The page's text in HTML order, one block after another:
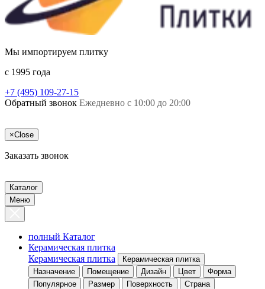
Мы импортируем плитку
c 1995 года
+7 (495) 109-27-15
Обратный звонок Ежедневно с 10:00 до 20:00
×Close
Заказать звонок
Каталог
Меню
полный Каталог
Керамическая плитка
Керамическая плитка
Керамическая плитка
Назначение
Помещение Дизайн Цвет
Форма
Популярное
Размер Поверхность Страна